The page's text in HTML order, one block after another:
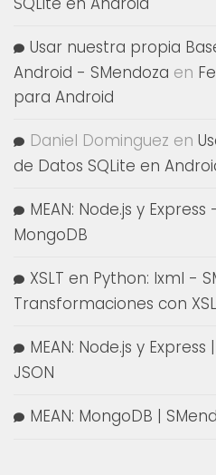
Usar nuestra propia
Android - SMendoza en
para Android
Daniel Dominguez en
de Datos SQLite en
MEAN: Node.js y
MongoDB
XSLT en Python: lxml -
Transformaciones con
MEAN: Node.js y Express
JSON
MEAN: MongoDB |